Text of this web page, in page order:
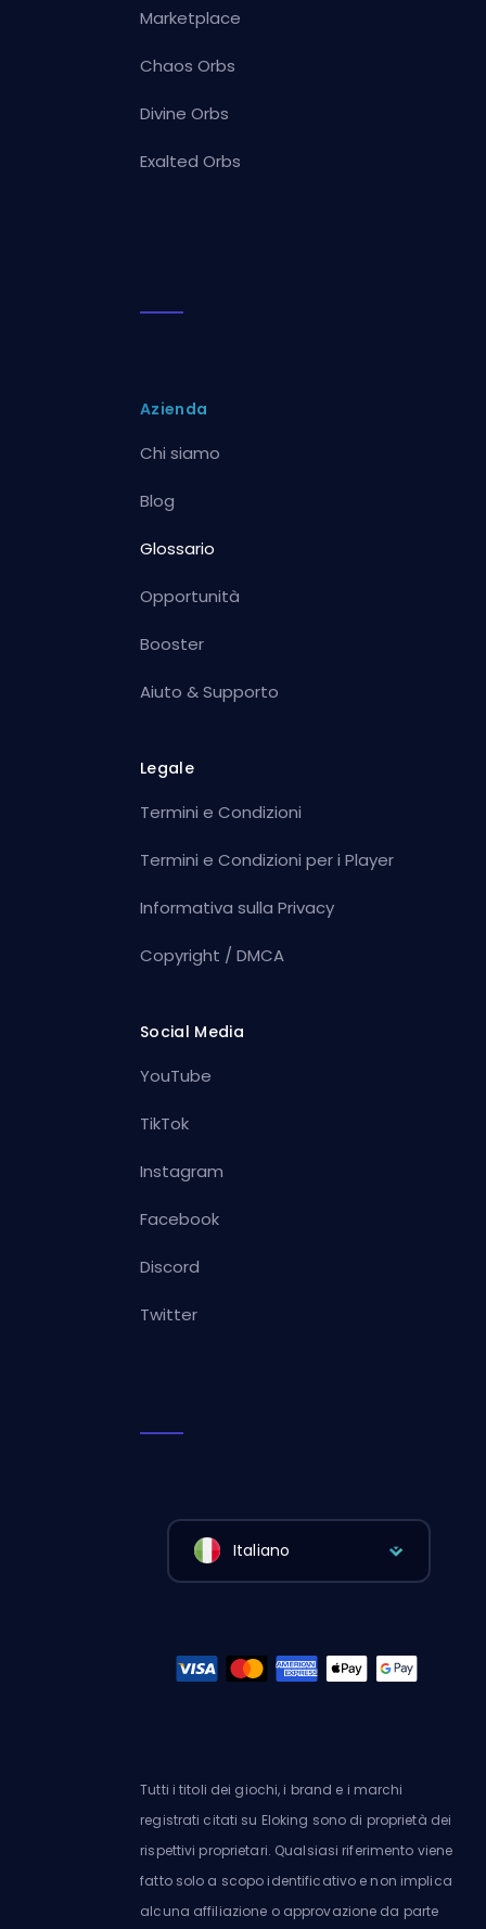
Marketplace
Chaos Orbs
Divine Orbs
Exalted Orbs
Azienda
Chi siamo
Blog
Glossario
Opportunità
Booster
Aiuto & Supporto
Legale
Termini e Condizioni
Termini e Condizioni per i Player
Informativa sulla Privacy
Copyright / DMCA
Social Media
YouTube
TikTok
Instagram
Facebook
Discord
Twitter
Italiano
Tutti i titoli dei giochi, i brand e i marchi
registrati citati su Eloking sono di proprietà dei
rispettivi proprietari. Qualsiasi riferimento viene
fatto solo a scopo identificativo e non implica
alcuna affiliazione o approvazione da parte